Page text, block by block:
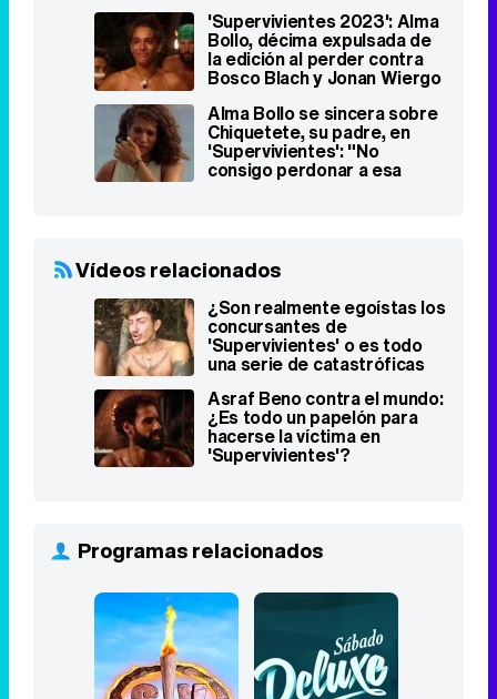
'Supervivientes 2023': Alma
Bollo, décima expulsada de
la edición al perder contra
Bosco Blach y Jonan Wiergo
Alma Bollo se sincera sobre
Chiquetete, su padre, en
'Supervivientes': "No
consigo perdonar a esa
persona"
Vídeos relacionados
¿Son realmente egoístas los
concursantes de
'Supervivientes' o es todo
una serie de catastróficas
Asraf Beno contra el mundo:
¿Es todo un papelón para
hacerse la víctima en
'Supervivientes'?
Programas relacionados